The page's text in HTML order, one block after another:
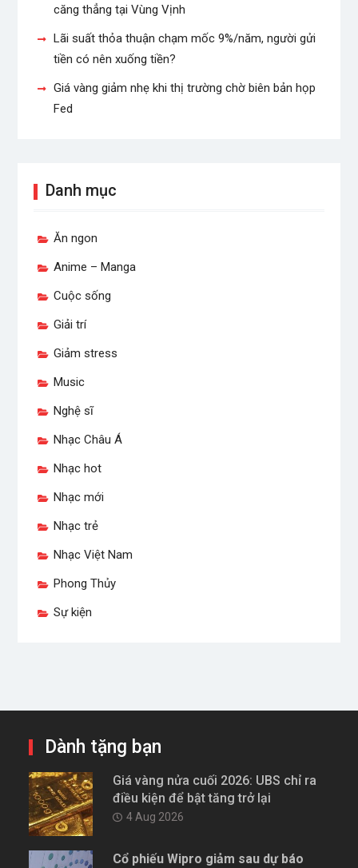
căng thẳng tại Vùng Vịnh
Lãi suất thỏa thuận chạm mốc 9%/năm, người gửi
tiền có nên xuống tiền?
Giá vàng giảm nhẹ khi thị trường chờ biên bản họp
Fed
Danh mục
Ăn ngon
Anime – Manga
Cuộc sống
Giải trí
Giảm stress
Music
Nghệ sĩ
Nhạc Châu Á
Nhạc hot
Nhạc mới
Nhạc trẻ
Nhạc Việt Nam
Phong Thủy
Sự kiện
Dành tặng bạn
Giá vàng nửa cuối 2026: UBS chỉ ra
điều kiện để bật tăng trở lại
4 Aug 2026
Cổ phiếu Wipro giảm sau dự báo